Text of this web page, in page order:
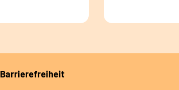
Barrierefreiheit